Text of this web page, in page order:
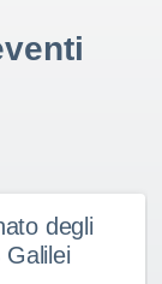
degli